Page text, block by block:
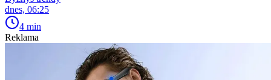
dnes, 06:25
4 min
Reklama